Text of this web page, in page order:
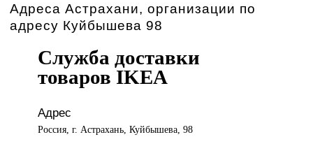
Адреса Астрахани, организации по
адресу Куйбышева 98
Служба доставки
товаров IKEA
Адрес
Россия, г. Астрахань, Куйбышева, 98